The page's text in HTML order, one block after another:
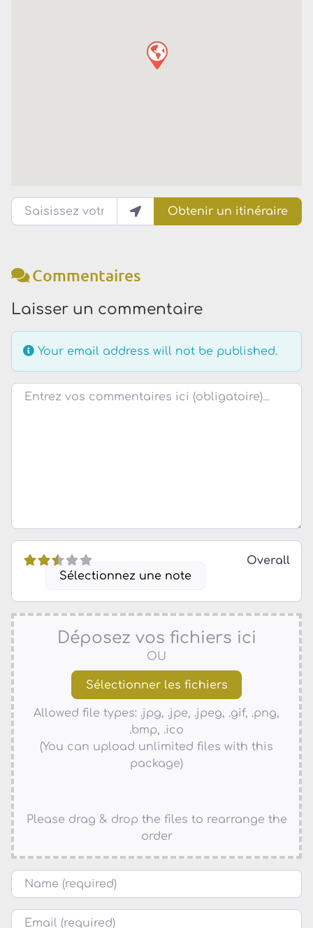
Saisissez votre lieu actuel
Obtenir un itinéraire
Commentaires
Laisser un commentaire
Your email address will not be published.
Review text
Sélectionnez une note
Overall
Déposez vos fichiers ici
OU
Allowed file types: .jpg, .jpe, .jpeg, .gif, .png,
.bmp, .ico
(You can upload unlimited files with this
package)
Please drag & drop the files to rearrange the
order
Name
Courriel